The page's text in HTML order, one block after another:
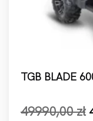
TGB BLADE
49990,00zł
Pierwotna
Aktualna